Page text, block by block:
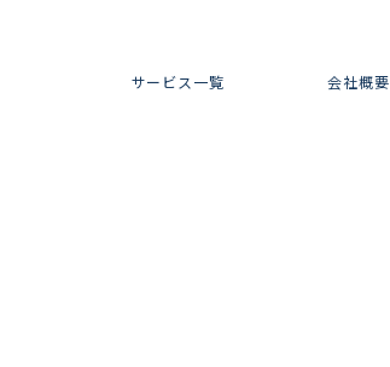
サービス一覧 会社概要